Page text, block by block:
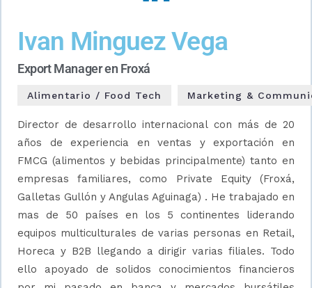
Ivan Minguez Vega
Export Manager en Froxá
Alimentario / Food Tech Marketing &
Director de desarrollo internacional con más de 20
años de experiencia en ventas y exportación en
FMCG (alimentos y bebidas principalmente) tanto en
empresas familiares, como Private Equity (Froxá,
Galletas Gullón y Angulas Aguinaga) . He trabajado en
mas de 50 países en los 5 continentes liderando
equipos multiculturales de varias personas en Retail,
Horeca y B2B llegando a dirigir varias filiales. Todo
ello apoyado de solidos conocimientos financieros